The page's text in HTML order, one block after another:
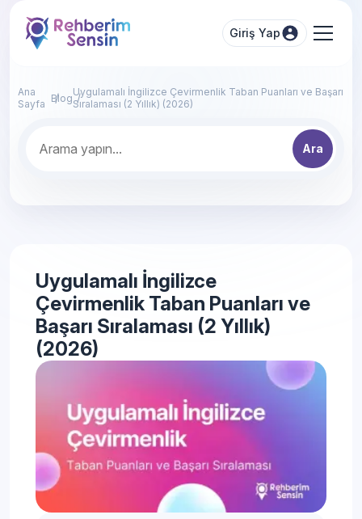
Giriş Yap
Ana
Sayfa BlogUygulamalı İngilizce Çevirmenlik Taban Puanları ve Başarı
Sıralaması (2 Yıllık) (2026)
Ara
Uygulamalı İngilizce
Çevirmenlik Taban Puanları ve
Başarı Sıralaması (2 Yıllık)
(2026)